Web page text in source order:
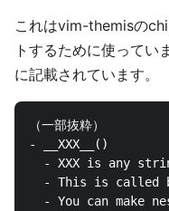
これはvim-themisの
トするために使ってい
に記載されています。
（一部抜粋）
- __XXX__()
- XXX is any
- This is called
- You can make